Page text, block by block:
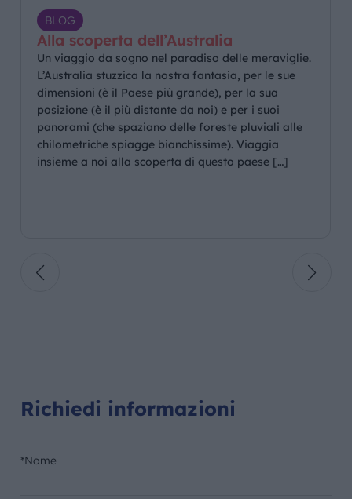
di linea con uno o due scali tecnici a seconda
della compagnia. Il 20° giorno, arrivo in
giornata.
BLOG
Alla scoperta dell’Australia
Un viaggio da sogno nel paradiso delle meraviglie.
L’Australia stuzzica la nostra fantasia, per le sue
dimensioni (è il Paese più grande), per la sua
posizione (è il più distante da noi) e per i suoi
panorami (che spaziano delle foreste pluviali alle
chilometriche spiagge bianchissime). Viaggia
insieme a noi alla scoperta di questo paese […]
Richiedi informazioni
*Nome